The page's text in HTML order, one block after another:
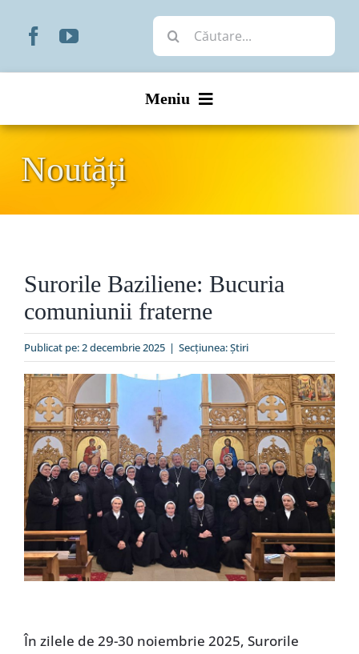
Cautare...
Meniu
Organizare
Liturgic
Special
Noutăți
Surorile Baziliene: Bucuria
comuniunii fraterne
Publicat pe: 2 decembrie 2025 | Secțiunea:Ştiri
În zilele de 29-30 noiembrie 2025, Surorile